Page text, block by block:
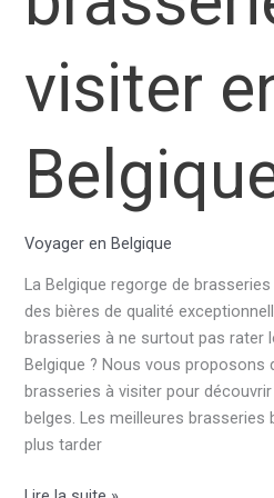
visiter
Voyager en Belgique
La Belgique regorge de
des bières de qualité
brasseries à ne surtout pas rater
Belgique ? Nous vous proposons
brasseries à visiter pour
belges. Les meilleures brasseries
plus tarder